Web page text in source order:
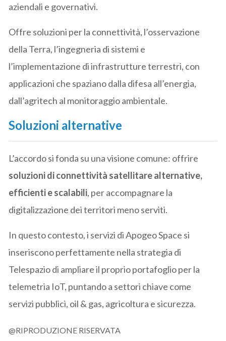
aziendali e governativi.
Offre soluzioni per la connettività, l’osservazione
della Terra, l’ingegneria di sistemi e
l’implementazione di infrastrutture terrestri, con
applicazioni che spaziano dalla difesa all’energia,
dall’agritech al monitoraggio ambientale.
Soluzioni alternative
L’accordo si fonda su una visione comune: offrire
soluzioni di connettività satellitare alternative,
efficienti e scalabili, per accompagnare la
digitalizzazione dei territori meno serviti.
In questo contesto, i servizi di Apogeo Space si
inseriscono perfettamente nella strategia di
Telespazio di ampliare il proprio portafoglio per la
telemetria IoT, puntando a settori chiave come
servizi pubblici, oil & gas, agricoltura e sicurezza.
@RIPRODUZIONE RISERVATA